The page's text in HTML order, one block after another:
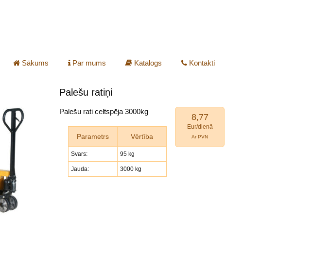
Sākums Par mums Katalogs Kontakti
Palešu ratiņi
8,77
Eur/dienā
Ar PVN
Palešu rati celtspēja 3000kg
Parametrs Vērtība
Svars: 95 kg
Jauda: 3000 kg